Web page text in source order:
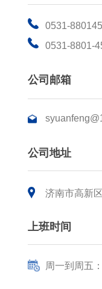
0531-
0531-8801-
公司邮箱
公司地址
济南市高新
上班时间
周一到周五